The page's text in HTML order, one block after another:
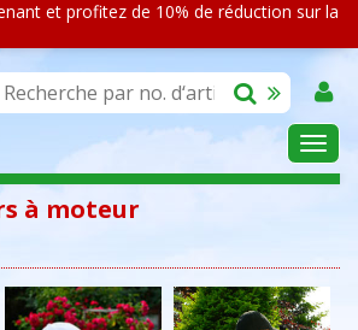
et profitez de 10% de réduction sur la
à moteur